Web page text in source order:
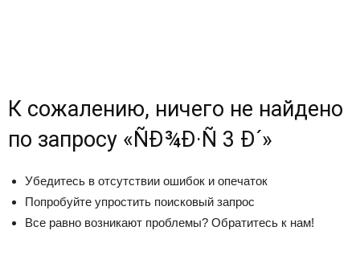
К сожалению, ничего не найдено
по запросу «ÑÐ¾Ð·Ñ 3 Ð´»
Убедитесь в отсутствии ошибок и опечаток
Попробуйте упростить поисковый запрос
Все равно возникают проблемы? Обратитесь к нам!